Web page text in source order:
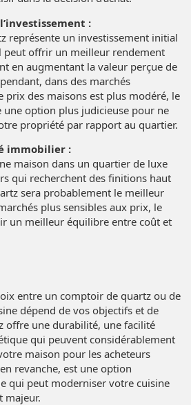
:
représente un investissement initial
peut offrir un meilleur rendement
en augmentant la valeur perçue de
dans des marchés
prix des maisons est plus modéré, le
option plus judicieuse pour ne
propriété par rapport au quartier.
immobilier :
maison dans un quartier de luxe
qui recherchent des finitions haut
sera probablement le meilleur
plus sensibles aux prix, le
un meilleur équilibre entre coût et
entre un comptoir de quartz ou de
dépend de vos objectifs et de
offre une durabilité, une facilité
qui peuvent considérablement
maison pour les acheteurs
revanche, est une option
qui peut moderniser votre cuisine
majeur.